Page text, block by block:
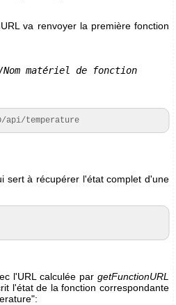
va renvoyer la première fonction
Nom matériel de fonction
api/temperature
sert à récupérer l'état complet d'une
l'URL calculée pargetFunctionURL
l'état de la fonction correspondante